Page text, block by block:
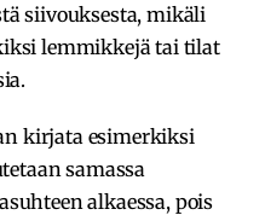
siivouksesta, mikäli
lemmikkejä tai tilat
kirjata esimerkiksi
samassa
alkaessa, pois